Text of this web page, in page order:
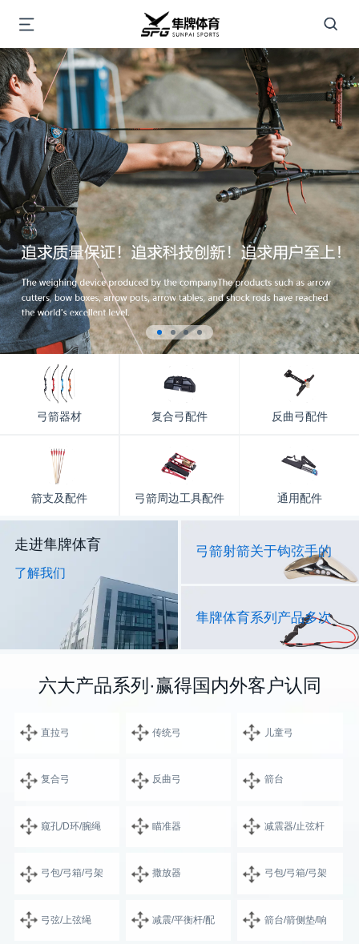
弓箭器材 复合弓配件 反曲弓配件
箭支及配件 弓箭周边工具配件 通用配件
走进隼牌体育
了解我们
弓箭射箭关于钩弦手的
隼牌体育系列产品多次
六大产品系列·赢得国内外客户认同
直拉弓 传统弓 儿童弓
复合弓 反曲弓 箭台
窥孔/D环/腕绳 瞄准器 减震器/止弦杆
弓包/弓箱/弓架 撒放器 弓包/弓箱/弓架
弓弦/上弦绳 减震/平衡杆/配 箭台/箭侧垫/响